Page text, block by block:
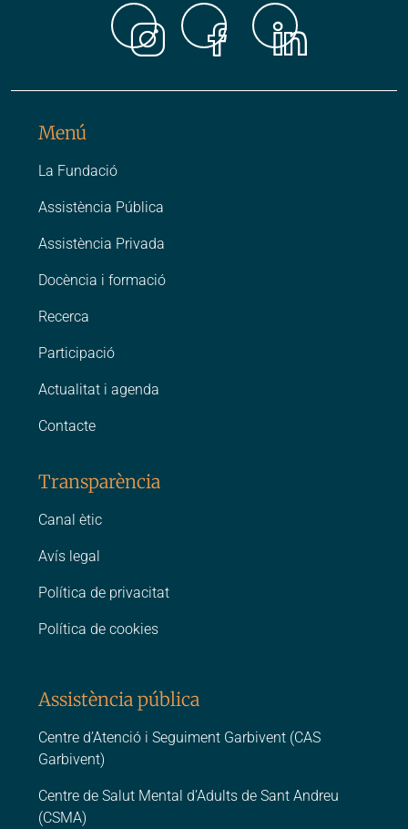
Menú
La Fundació
Assistència Pública
Assistència Privada
Docència i formació
Recerca
Participació
Actualitat i agenda
Contacte
Transparència
Canal ètic
Avís legal
Política de privacitat
Política de cookies
Assistència pública
Centre d’Atenció i Seguiment Garbivent (CAS
Garbivent)
Centre de Salut Mental d’Adults de Sant Andreu
(CSMA)